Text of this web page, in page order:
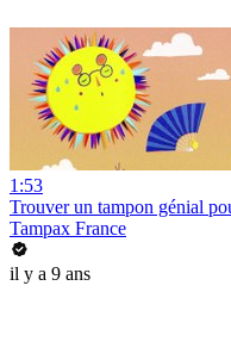
1:53
Trouver un tampon génial
Tampax France
il y a 9 ans